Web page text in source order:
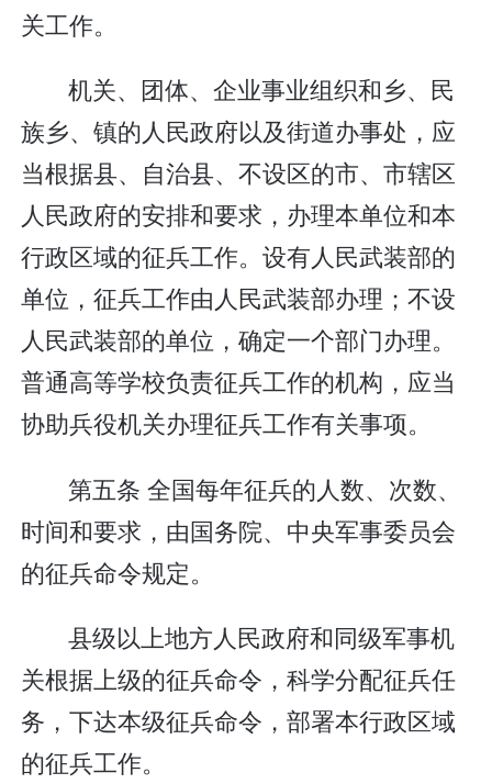
关工作。
机关、团体、企业事业组织和乡、民
族乡、镇的人民政府以及街道办事处，应
当根据县、自治县、不设区的市、市辖区
人民政府的安排和要求，办理本单位和本
行政区域的征兵工作。设有人民武装部的
单位，征兵工作由人民武装部办理；不设
人民武装部的单位，确定一个部门办理。
普通高等学校负责征兵工作的机构，应当
协助兵役机关办理征兵工作有关事项。
第五条 全国每年征兵的人数、次数、
时间和要求，由国务院、中央军事委员会
的征兵命令规定。
县级以上地方人民政府和同级军事机
关根据上级的征兵命令，科学分配征兵任
务，下达本级征兵命令，部署本行政区域
的征兵工作。